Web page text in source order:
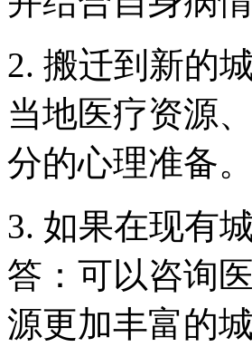
2. 搬迁到新的
当地医疗资源
分的心理准备。
3. 如果在现有
答：可以咨询
源更加丰富的城